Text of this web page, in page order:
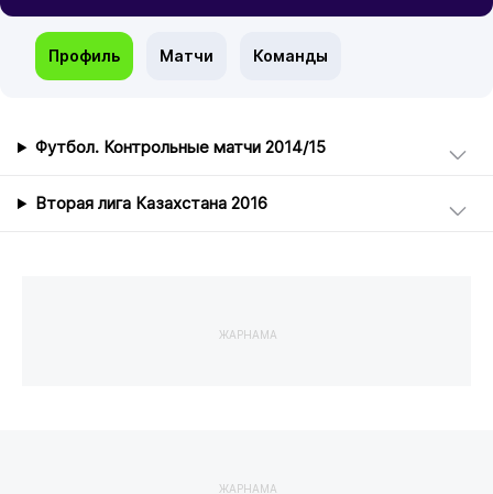
Профиль Матчи Команды
Футбол. Контрольные матчи 2014/15
Вторая лига Казахстана 2016
ЖАРНАМА
ЖАРНАМА